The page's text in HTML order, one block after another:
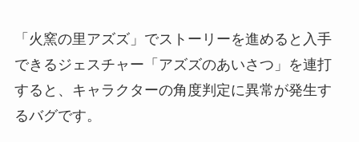
「火窯の里アズズ」でストーリーを進めると入手
できるジェスチャー「アズズのあいさつ」を連打
すると、キャラクターの角度判定に異常が発生す
るバグです。